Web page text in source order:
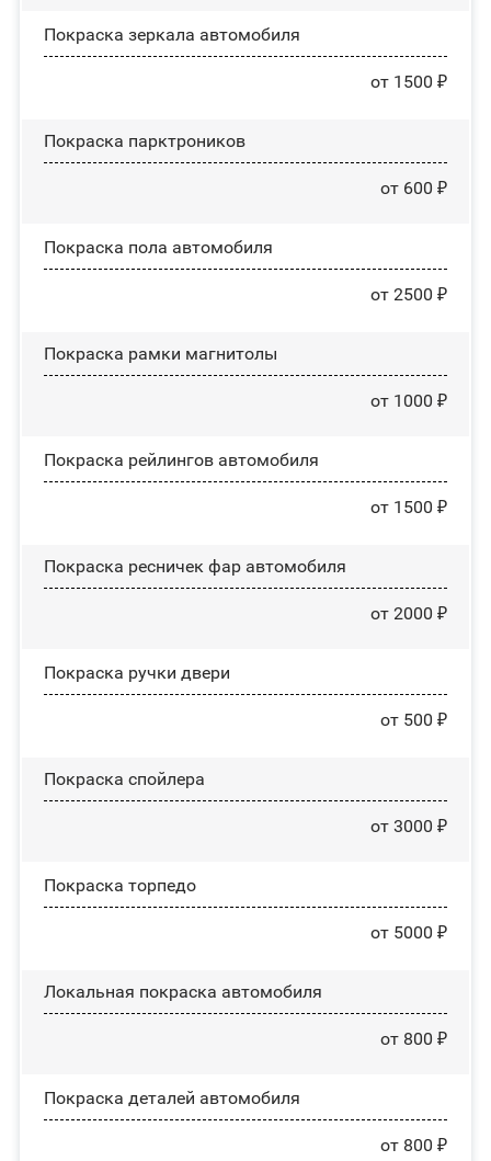
Покраска зеркала автомобиля
от 1500 ₽
Покраска парктроников
от 600 ₽
Покраска пола автомобиля
от 2500 ₽
Покраска рамки магнитолы
от 1000 ₽
Покраска рейлингов автомобиля
от 1500 ₽
Покраска ресничек фар автомобиля
от 2000 ₽
Покраска ручки двери
от 500 ₽
Покраска спойлера
от 3000 ₽
Покраска торпедо
от 5000 ₽
Локальная покраска автомобиля
от 800 ₽
Покраска деталей автомобиля
от 800 ₽